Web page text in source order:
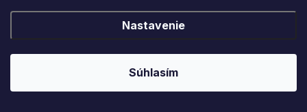
Nastavenie
Súhlasím